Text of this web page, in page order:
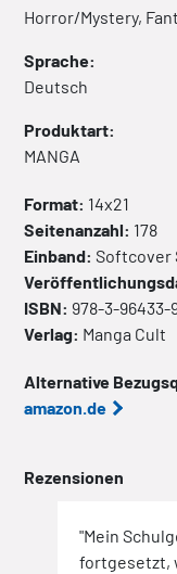
Horror/Mystery,
Sprache:
Deutsch
Produktart:
MANGA
Format: 14x21
Seitenanzahl: 178
Einband: Softcover
ISBN: 978-3-96433-
Verlag: Manga Cult
Alternative
amazon.de
Rezensionen
"Mein
fortgesetzt,